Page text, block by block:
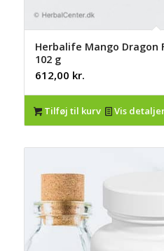
Herbalife Mango
102 g
612,00 kr.
Tilføj til kurv Vis